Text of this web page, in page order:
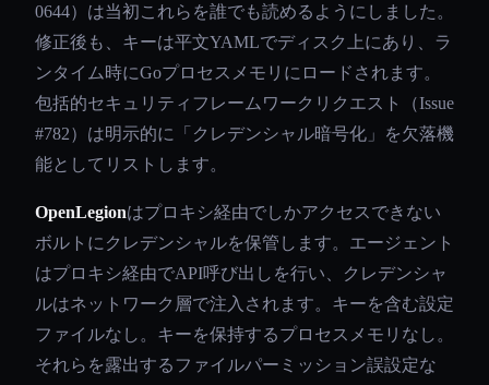
0644）は当初これらを誰でも読めるようにしました。
修正後も、キーは平文YAMLでディスク上にあり、ラ
ンタイム時にGoプロセスメモリにロードされます。
包括的セキュリティフレームワークリクエスト（Issue
#782）は明示的に「クレデンシャル暗号化」を欠落機
能としてリストします。
OpenLegionはプロキシ経由でしかアクセスできない
ボルトにクレデンシャルを保管します。エージェント
はプロキシ経由でAPI呼び出しを行い、クレデンシャ
ルはネットワーク層で注入されます。キーを含む設定
ファイルなし。キーを保持するプロセスメモリなし。
それらを露出するファイルパーミッション誤設定な